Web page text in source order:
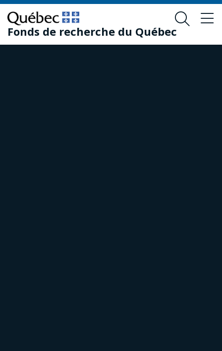
Passer
au
contenu
principal
Passer
au
pied
de
Fonds de recherche du Québec